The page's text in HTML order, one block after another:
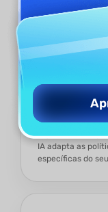
Por
Seja vendendo
IA adapta as
específicas do